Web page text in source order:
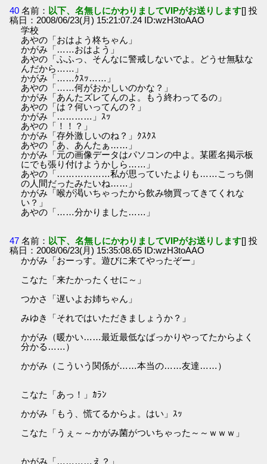
40 名前： 以下、名無しにかわりましてVIPがお送りします[] 投
稿日：2008/06/23(月) 15:21:07.24 ID:wzH3toAAO
学校
あやの「おはよう柊ちゃん」
かがみ「……おはよう」
あやの「ふふっ、そんなに警戒しないでよ。どうせ無駄な
んだから……」
かがみ「……ｸｽｯ……」
あやの「……何がおかしいのかな？」
かがみ「あんたズレてんのよ。もう終わってるの」
あやの「は？何いってんの？」
かがみ「…………」ｽｯ
あやの「！！？」
かがみ「存外激しいのね？」ｸｽｸｽ
あやの「あ、あんたぁ……」
かがみ「元の画像データはパソコンの中よ。某匿名掲示板
にでも張り付けようかしら……」
あやの「………………私が思っていたよりも……こっち側
の人間だったみたいね……」
かがみ「喉が渇いちゃったから飲み物買ってきてくれな
い？」
あやの「……分かりました……」
47 名前： 以下、名無しにかわりましてVIPがお送りします[] 投
稿日：2008/06/23(月) 15:35:08.65 ID:wzH3toAAO
かがみ「おーっす。遊びに来てやったぞー」
こなた「来たかったくせに～」
つかさ「遅いよお姉ちゃん」
みゆき「それではいただきましょうか？」
かがみ（暖かい……最近最低なばっかりやってたからよく
分かる……）
かがみ（こういう関係が……本当の……友達……）
こなた「あっ！」ｶﾗﾝ
かがみ「もう、慌てるからよ。はい」ｽｯ
こなた「うぇ～～かがみ菌がついちゃった～～ｗｗｗ」
かがみ「…………え？」